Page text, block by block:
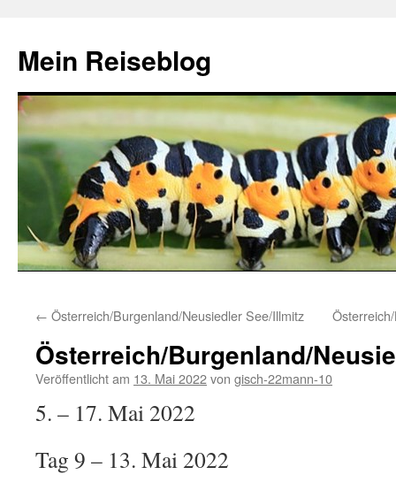
springen
Mein Reiseblog
← Österreich/Burgenland/Neusiedler See/Illmitz
Österreich/Burgenland/
Veröffentlicht am 13. Mai 2022von gisch-22mann-10
5. – 17. Mai 2022
Tag 9 – 13. Mai 2022